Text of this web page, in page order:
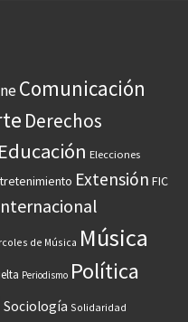
Comunicación
Derechos
Educación Elecciones
Extensión FIC
de Música Música
Periodismo Política
Sociología Solidaridad